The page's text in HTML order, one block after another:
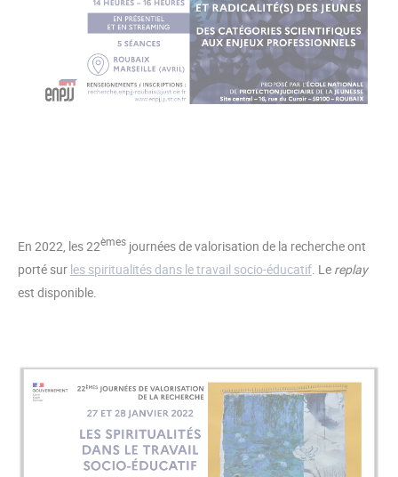
En 2022, les 22èmes journées de valorisation de la recherche ont
porté sur les spiritualités dans le travail socio-éducatif. Le replay
est disponible.